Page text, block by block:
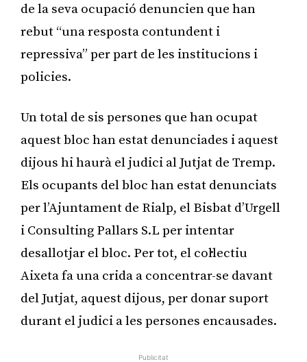
de la seva ocupació denuncien que han
rebut “una resposta contundent i
repressiva” per part de les institucions i
policies.
Un total de sis persones que han ocupat
aquest bloc han estat denunciades i aquest
dijous hi haurà el judici al Jutjat de Tremp.
Els ocupants del bloc han estat denunciats
per l’Ajuntament de Rialp, el Bisbat d’Urgell
i Consulting Pallars S.L per intentar
desallotjar el bloc. Per tot, el col·lectiu
Aixeta fa una crida a concentrar-se davant
del Jutjat, aquest dijous, per donar suport
durant el judici a les persones encausades.
Publicitat